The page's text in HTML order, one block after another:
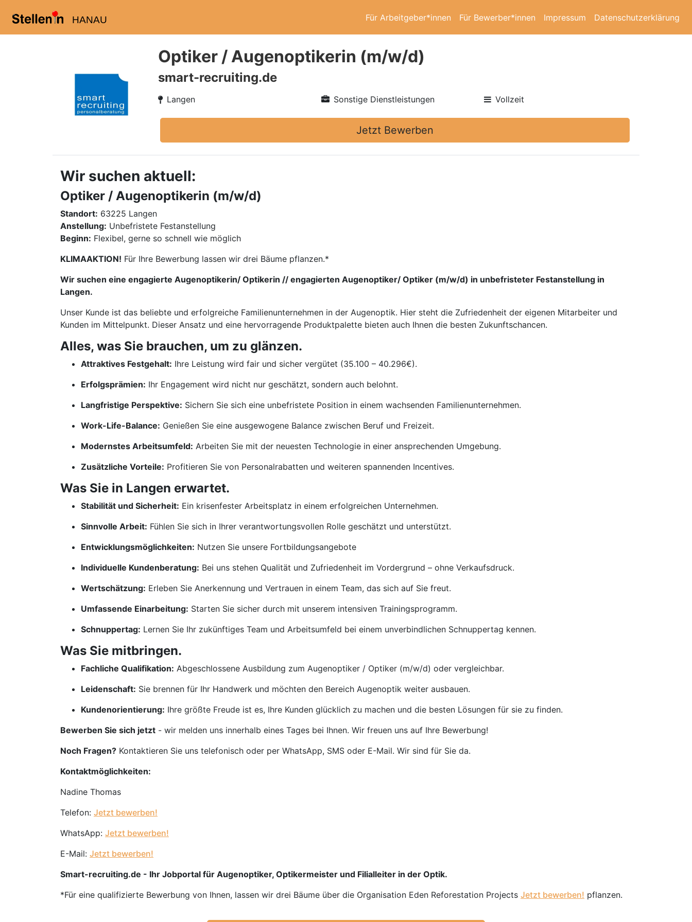
HANAU Für Arbeitgeber*innen Für Bewerber*innen Impressum Datenschutzerklärung
Optiker / Augenoptikerin (m/w/d)
smart-recruiting.de
Langen Sonstige Dienstleistungen Vollzeit
Jetzt Bewerben
Wir suchen aktuell:
Optiker / Augenoptikerin (m/w/d)
Standort: 63225 Langen
Anstellung: Unbefristete Festanstellung
Beginn: Flexibel, gerne so schnell wie möglich
KLIMAAKTION! Für Ihre Bewerbung lassen wir drei Bäume pflanzen.*
Wir suchen eine engagierte Augenoptikerin/ Optikerin // engagierten Augenoptiker/ Optiker (m/w/d) in unbefristeter Festanstellung in
Langen.
Unser Kunde ist das beliebte und erfolgreiche Familienunternehmen in der Augenoptik. Hier steht die Zufriedenheit der eigenen Mitarbeiter und
Kunden im Mittelpunkt. Dieser Ansatz und eine hervorragende Produktpalette bieten auch Ihnen die besten Zukunftschancen.
Alles, was Sie brauchen, um zu glänzen.
Attraktives Festgehalt: Ihre Leistung wird fair und sicher vergütet (35.100 – 40.296€).
Erfolgsprämien: Ihr Engagement wird nicht nur geschätzt, sondern auch belohnt.
Langfristige Perspektive: Sichern Sie sich eine unbefristete Position in einem wachsenden Familienunternehmen.
Work-Life-Balance: Genießen Sie eine ausgewogene Balance zwischen Beruf und Freizeit.
Modernstes Arbeitsumfeld: Arbeiten Sie mit der neuesten Technologie in einer ansprechenden Umgebung.
Zusätzliche Vorteile: Profitieren Sie von Personalrabatten und weiteren spannenden Incentives.
Was Sie in Langen erwartet.
Stabilität und Sicherheit: Ein krisenfester Arbeitsplatz in einem erfolgreichen Unternehmen.
Sinnvolle Arbeit: Fühlen Sie sich in Ihrer verantwortungsvollen Rolle geschätzt und unterstützt.
Entwicklungsmöglichkeiten: Nutzen Sie unsere Fortbildungsangebote
Individuelle Kundenberatung: Bei uns stehen Qualität und Zufriedenheit im Vordergrund – ohne Verkaufsdruck.
Wertschätzung: Erleben Sie Anerkennung und Vertrauen in einem Team, das sich auf Sie freut.
Umfassende Einarbeitung: Starten Sie sicher durch mit unserem intensiven Trainingsprogramm.
Schnuppertag: Lernen Sie Ihr zukünftiges Team und Arbeitsumfeld bei einem unverbindlichen Schnuppertag kennen.
Was Sie mitbringen.
Fachliche Qualifikation: Abgeschlossene Ausbildung zum Augenoptiker / Optiker (m/w/d) oder vergleichbar.
Leidenschaft: Sie brennen für Ihr Handwerk und möchten den Bereich Augenoptik weiter ausbauen.
Kundenorientierung: Ihre größte Freude ist es, Ihre Kunden glücklich zu machen und die besten Lösungen für sie zu finden.
Bewerben Sie sich jetzt - wir melden uns innerhalb eines Tages bei Ihnen. Wir freuen uns auf Ihre Bewerbung!
Noch Fragen? Kontaktieren Sie uns telefonisch oder per WhatsApp, SMS oder E-Mail. Wir sind für Sie da.
Kontaktmöglichkeiten:
Nadine Thomas
Telefon: Jetzt bewerben!
WhatsApp: Jetzt bewerben!
E-Mail: Jetzt bewerben!
Smart-recruiting.de - Ihr Jobportal für Augenoptiker, Optikermeister und Filialleiter in der Optik.
*Für eine qualifizierte Bewerbung von Ihnen, lassen wir drei Bäume über die Organisation Eden Reforestation Projects Jetzt bewerben! pflanzen.